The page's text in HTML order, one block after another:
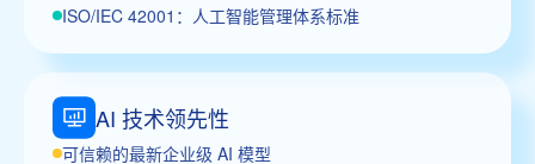
ISO/IEC 42001：人工智能管理体系标准
AI 技术领先性
可信赖的最新企业级 AI 模型